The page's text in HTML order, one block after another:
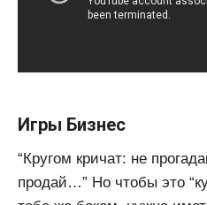
Игры Бизнес
“Кругом кричат: не
продай…” Но чтобы это